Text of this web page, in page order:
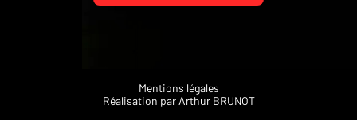
Mentions légales
Réalisation par Arthur BRUNOT